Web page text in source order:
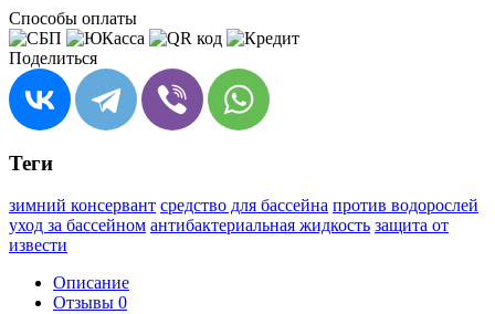
Способы оплаты
Поделиться
Теги
зимний консервант средство для бассейна против водорослей
уход за бассейном антибактериальная жидкость защита от
извести
Описание
Отзывы 0